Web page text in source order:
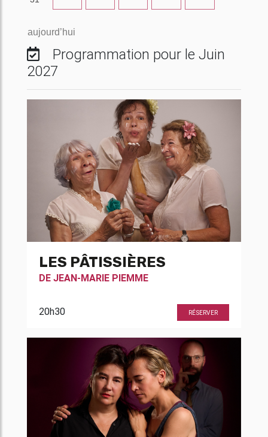
aujourd’hui
Programmation pour le Juin
2027
LES PÂTISSIÈRES
DE JEAN-MARIE PIEMME
20h30 RÉSERVER